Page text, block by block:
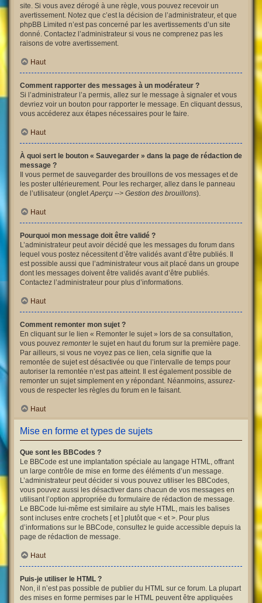
site. Si vous avez dérogé à une règle, vous pouvez recevoir un
avertissement. Notez que c’est la décision de l’administrateur, et que
phpBB Limited n’est pas concerné par les avertissements d’un site
donné. Contactez l’administrateur si vous ne comprenez pas les
raisons de votre avertissement.
Haut
Comment rapporter des messages à un modérateur ?
Si l’administrateur l’a permis, allez sur le message à signaler et vous
devriez voir un bouton pour rapporter le message. En cliquant dessus,
vous accéderez aux étapes nécessaires pour le faire.
Haut
À quoi sert le bouton « Sauvegarder » dans la page de rédaction de
message ?
Il vous permet de sauvegarder des brouillons de vos messages et de
les poster ultérieurement. Pour les recharger, allez dans le panneau
de l’utilisateur (ongletAperçu --> Gestion des brouillons).
Haut
Pourquoi mon message doit être validé ?
L’administrateur peut avoir décidé que les messages du forum dans
lequel vous postez nécessitent d’être validés avant d’être publiés. Il
est possible aussi que l’administrateur vous ait placé dans un groupe
dont les messages doivent être validés avant d’être publiés.
Contactez l’administrateur pour plus d’informations.
Haut
Comment remonter mon sujet ?
En cliquant sur le lien « Remonter le sujet » lors de sa consultation,
vous pouvez remonterle sujet en haut du forum sur la première page.
Par ailleurs, si vous ne voyez pas ce lien, cela signifie que la
remontée de sujet est désactivée ou que l’intervalle de temps pour
autoriser la remontée n’est pas atteint. Il est également possible de
remonter un sujet simplement en y répondant. Néanmoins, assurez-
vous de respecter les règles du forum en le faisant.
Haut
Mise en forme et types de sujets
Que sont les BBCodes ?
Le BBCode est une implantation spéciale au langage HTML, offrant
un large contrôle de mise en forme des éléments d’un message.
L’administrateur peut décider si vous pouvez utiliser les BBCodes,
vous pouvez aussi les désactiver dans chacun de vos messages en
utilisant l’option appropriée du formulaire de rédaction de message.
Le BBCode lui-même est similaire au style HTML, mais les balises
sont incluses entre crochets [ et ] plutôt que < et >. Pour plus
d’informations sur le BBCode, consultez le guide accessible depuis la
page de rédaction de message.
Haut
Puis-je utiliser le HTML ?
Non, il n’est pas possible de publier du HTML sur ce forum. La plupart
des mises en forme permises par le HTML peuvent être appliquées